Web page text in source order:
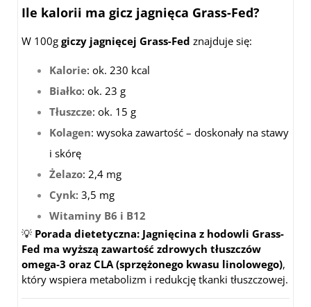
Ile kalorii ma gicz jagnięca Grass-Fed?
W 100g giczy jagnięcej Grass-Fed znajduje się:
Kalorie: ok. 230 kcal
Białko: ok. 23 g
Tłuszcze: ok. 15 g
Kolagen: wysoka zawartość – doskonały na stawy
i skórę
Żelazo: 2,4 mg
Cynk: 3,5 mg
Witaminy B6 i B12
💡 Porada dietetyczna: Jagnięcina z hodowli Grass-
Fed ma wyższą zawartość zdrowych tłuszczów
omega-3 oraz CLA (sprzężonego kwasu linolowego),
który wspiera metabolizm i redukcję tkanki tłuszczowej.